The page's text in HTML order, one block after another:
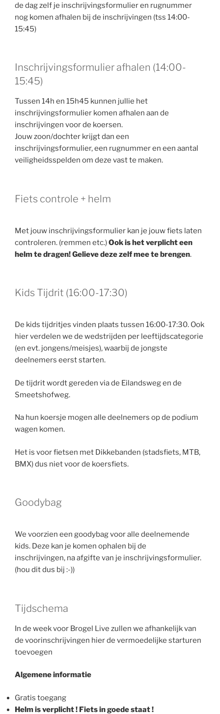
de dag zelf je inschrijvingsformulier en rugnummer
nog komen afhalen bij de inschrijvingen (tss 14:00-
15:45)
Inschrijvingsformulier afhalen (14:00-
15:45)
Tussen 14h en 15h45 kunnen jullie het
inschrijvingsformulier komen afhalen aan de
inschrijvingen voor de koersen.
Jouw zoon/dochter krijgt dan een
inschrijvingsformulier, een rugnummer en een aantal
veiligheidsspelden om deze vast te maken.
Fiets controle + helm
Met jouw inschrijvingsformulier kan je jouw fiets laten
controleren. (remmen etc.)Ook is het verplicht een
helm te dragen! Gelieve deze zelf mee te brengen.
Kids Tijdrit (16:00-17:30)
De kids tijdritjes vinden plaats tussen 16:00-17:30. Ook
hier verdelen we de wedstrijden per leeftijdscategorie
(en evt. jongens/meisjes), waarbij de jongste
deelnemers eerst starten.
De tijdrit wordt gereden via de Eilandsweg en de
Smeetshofweg.
Na hun koersje mogen alle deelnemers op de podium
wagen komen.
Het is voor fietsen met Dikkebanden (stadsfiets, MTB,
BMX) dus niet voor de koersfiets.
Goodybag
We voorzien een goodybag voor alle deelnemende
kids. Deze kan je komen ophalen bij de
inschrijvingen, na afgifte van je inschrijvingsformulier.
(hou dit dus bij :-))
Tijdschema
In de week voor Brogel Live zullen we afhankelijk van
de voorinschrijvingen hier de vermoedelijke starturen
toevoegen
Algemene informatie
Gratis toegang
Helm is verplicht ! Fiets in goede staat !